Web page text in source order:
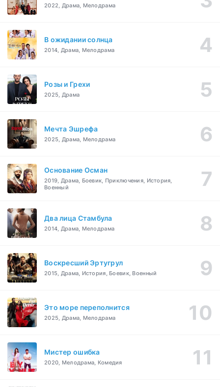
2022, Драма, Мелодрама
В ожидании солнца
2014, Драма, Мелодрама
Розы и Грехи
2025, Драма
Мечта Эшрефа
2025, Драма, Мелодрама
Основание Осман
2019, Драма, Боевик, Приключения, История,
Военный
Два лица Стамбула
2014, Драма, Мелодрама
Воскресший Эртугрул
2015, Драма, История, Боевик, Военный
Это море переполнится
2025, Драма, Мелодрама
Мистер ошибка
2020, Мелодрама, Комедия